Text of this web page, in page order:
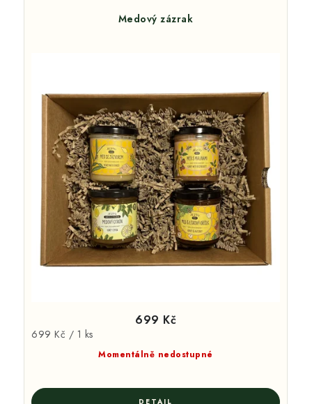
Medový zázrak
Momentálně nedostupné
699 Kč
Měrná
699 Kč / 1 ks